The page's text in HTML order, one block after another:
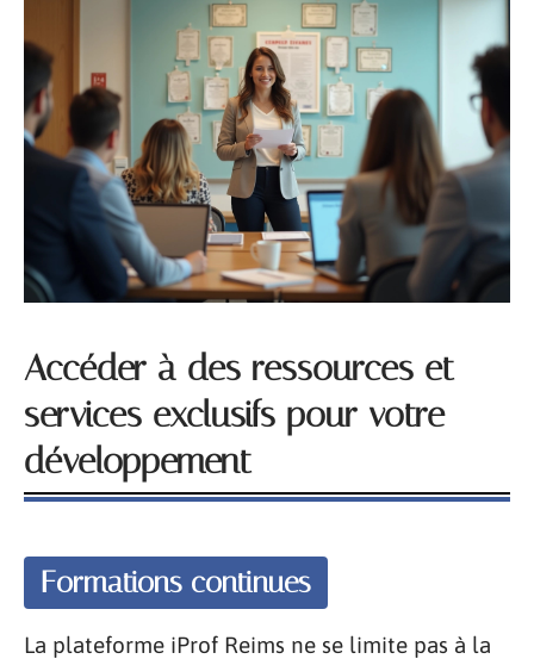
Accéder à des ressources et
services exclusifs pour votre
développement
Formations continues
La plateforme iProf Reims ne se limite pas à la